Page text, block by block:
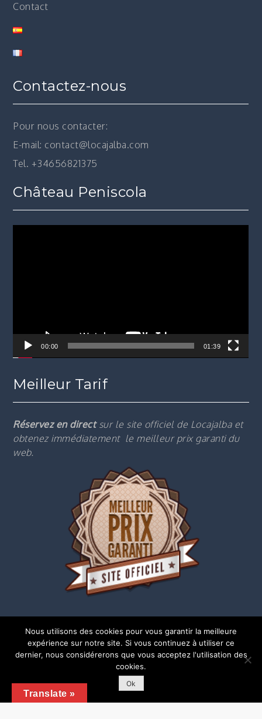
Contact
Contactez-nous
Pour nous contacter:
E-mail: contact@locajalba.com
Tel. +34656821375
Château Peniscola
00:00 01:39
Meilleur Tarif
Réservez en directsur le site officiel de Locajalba et
obtenez immédiatement le meilleur prix garanti du
web.
Copyright © 2018 | Tous droits réservés |
légales
Shark Business byShark Themes
Translate »
Nous utilisons des cookies pour vous garantir la meilleure
expérience sur notre site. Si vous continuez à utiliser ce
dernier, nous considérerons que vous acceptez l'utilisation des
cookies.
Ok